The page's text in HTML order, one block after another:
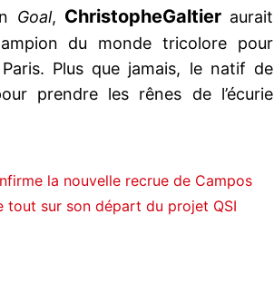
Goal, ChristopheGaltieraurait
du monde tricolore pour
Plus que jamais, le natif de
prendre les rênes de l’écurie
la nouvelle recrue de Campos
tout sur son départ du projet QSI